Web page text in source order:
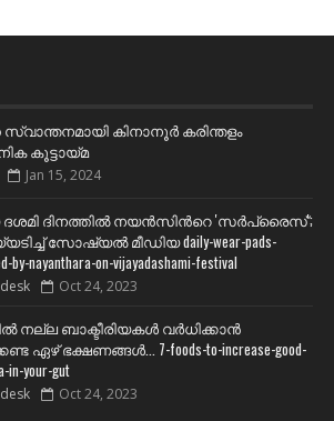
കിനാനൂർ കരിന്തളം
കൂട്ടായ്മ
Jan 15, 2024
ദശമി ദിനത്തില്‍ നയന്‍സിന്‍റെ 'സര്‍പ്രൈസ്';
സോഷ്യല്‍ മീഡിയ daily-wear-pads-
by-nayanthara-on-vijayadashami-festival
Oct 24, 2023
നല്ല ബാക്ടീരിയകൾ വര്‍ധിക്കാന്‍
ഏഴ് ഭക്ഷണങ്ങള്‍... 7-foods-to-increase-good-
in-your-gut
Oct 24, 2023